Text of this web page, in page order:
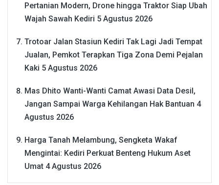
Pertanian Modern, Drone hingga Traktor Siap Ubah
Wajah Sawah Kediri 5 Agustus 2026
Trotoar Jalan Stasiun Kediri Tak Lagi Jadi Tempat
Jualan, Pemkot Terapkan Tiga Zona Demi Pejalan
Kaki 5 Agustus 2026
Mas Dhito Wanti-Wanti Camat Awasi Data Desil,
Jangan Sampai Warga Kehilangan Hak Bantuan 4
Agustus 2026
Harga Tanah Melambung, Sengketa Wakaf
Mengintai: Kediri Perkuat Benteng Hukum Aset
Umat 4 Agustus 2026